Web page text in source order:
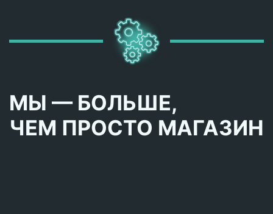
МЫ — БОЛЬШЕ,
ЧЕМ ПРОСТО МАГАЗИН